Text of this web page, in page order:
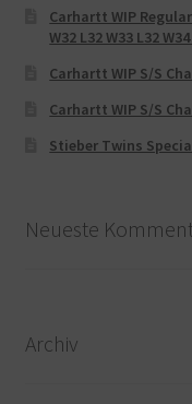
Carhartt WIP
W32 L32 W33 L32
Carhartt WIP S/S
Carhartt WIP S/S
Stieber Twins
Neueste
Archiv